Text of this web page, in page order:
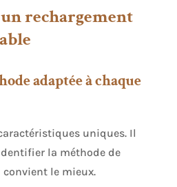
rechargement
adaptée à chaque
uniques. Il
la méthode de
le mieux.